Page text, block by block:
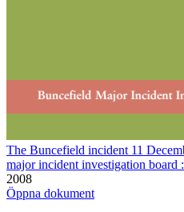
The Buncefield incident 11
major incident investigation board
2008
Öppna dokument